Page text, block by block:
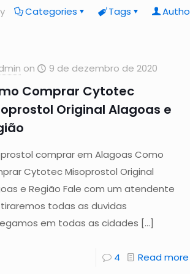
Categories Tags
on 9 de dezembro de 2020
Comprar Cytotec
Original Alagoas e
comprar em Alagoas Como
Cytotec Misoprostol Original
e Região Fale com um atendente
todas as duvidas
em todas as cidades […]
4 Read more